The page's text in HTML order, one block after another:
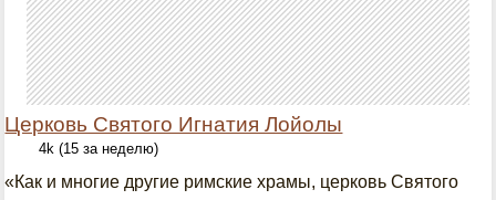
Церковь Святого Игнатия Лойолы
4k (15 за неделю)
«Как и многие другие римские храмы, церковь Святого